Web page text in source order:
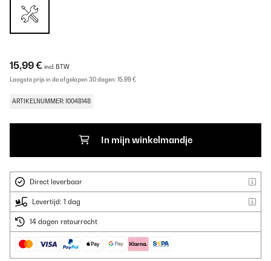
15,99 € incl. BTW
Laagste prijs in de afgelopen 30 dagen:15,99 €
ARTIKELNUMMER: 10048148
In mijn winkelmandje
Direct leverbaar
Levertijd: 1 dag
14 dagen retourrecht